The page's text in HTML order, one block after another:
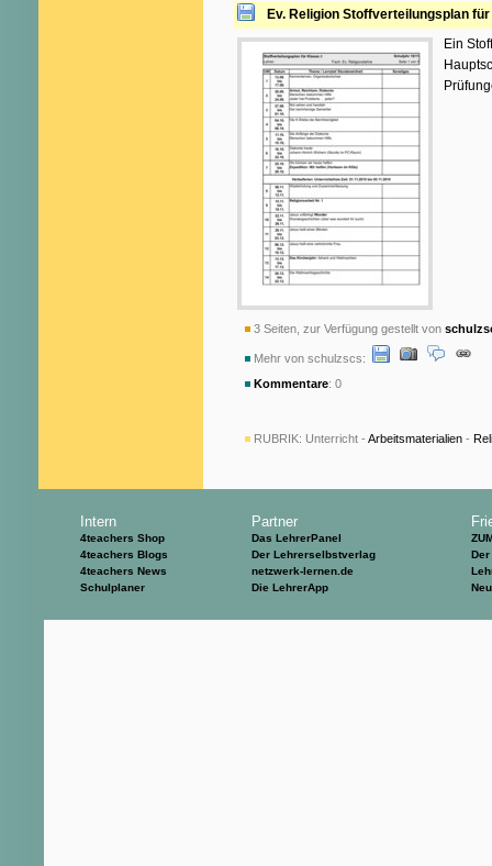
Ev. Religion Stoffverteilungsplan
Ein
3 Seiten, zur Verfügung gestellt von
Mehr von schulzscs:
Kommentare: 0
RUBRIK: Unterricht - Arbeitsmaterialien -
Intern
4teachers Shop
4teachers Blogs
4teachers News
Schulplaner
Partner
Das LehrerPanel
Der Lehrerselbstverlag
netzwerk-lernen.de
Die LehrerApp